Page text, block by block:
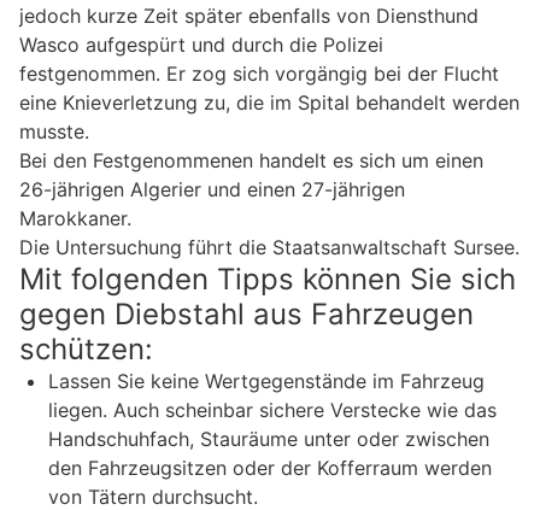
jedoch kurze Zeit später ebenfalls von Diensthund
Wasco aufgespürt und durch die Polizei
festgenommen. Er zog sich vorgängig bei der Flucht
eine Knieverletzung zu, die im Spital behandelt werden
musste.
Bei den Festgenommenen handelt es sich um einen
26-jährigen Algerier und einen 27-jährigen
Marokkaner.
Die Untersuchung führt die Staatsanwaltschaft Sursee.
Mit folgenden Tipps können Sie sich
gegen Diebstahl aus Fahrzeugen
schützen:
Lassen Sie keine Wertgegenstände im Fahrzeug
liegen. Auch scheinbar sichere Verstecke wie das
Handschuhfach, Stauräume unter oder zwischen
den Fahrzeugsitzen oder der Kofferraum werden
von Tätern durchsucht.